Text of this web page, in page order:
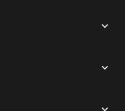

